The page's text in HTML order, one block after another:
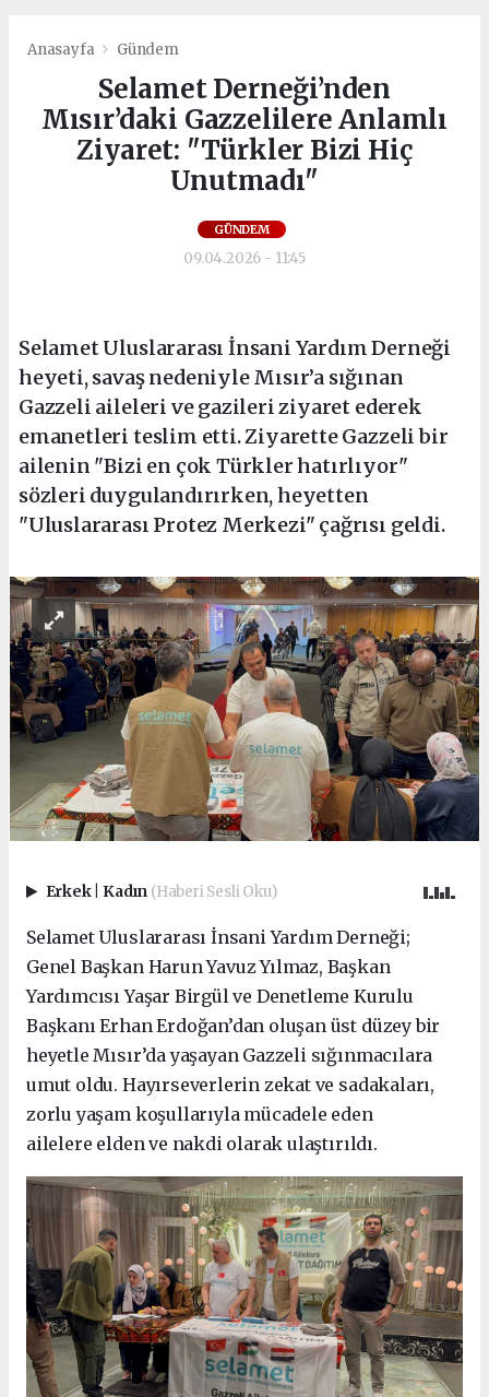
Anasayfa Gündem
Selamet Derneği’nden
Mısır’daki Gazzelilere Anlamlı
Ziyaret: "Türkler Bizi Hiç
Unutmadı"
GÜNDEM
09.04.2026 - 11:45
Selamet Uluslararası İnsani Yardım Derneği
heyeti, savaş nedeniyle Mısır’a sığınan
Gazzeli aileleri ve gazileri ziyaret ederek
emanetleri teslim etti. Ziyarette Gazzeli bir
ailenin "Bizi en çok Türkler hatırlıyor"
sözleri duygulandırırken, heyetten
"Uluslararası Protez Merkezi" çağrısı geldi.
Erkek Kadın (Haberi Sesli Oku)
Selamet Uluslararası İnsani Yardım Derneği;
Genel Başkan Harun Yavuz Yılmaz, Başkan
Yardımcısı Yaşar Birgül ve Denetleme Kurulu
Başkanı Erhan Erdoğan’dan oluşan üst düzey bir
heyetle Mısır’da yaşayan Gazzeli sığınmacılara
umut oldu. Hayırseverlerin zekat ve sadakaları,
zorlu yaşam koşullarıyla mücadele eden
ailelere elden ve nakdi olarak ulaştırıldı.